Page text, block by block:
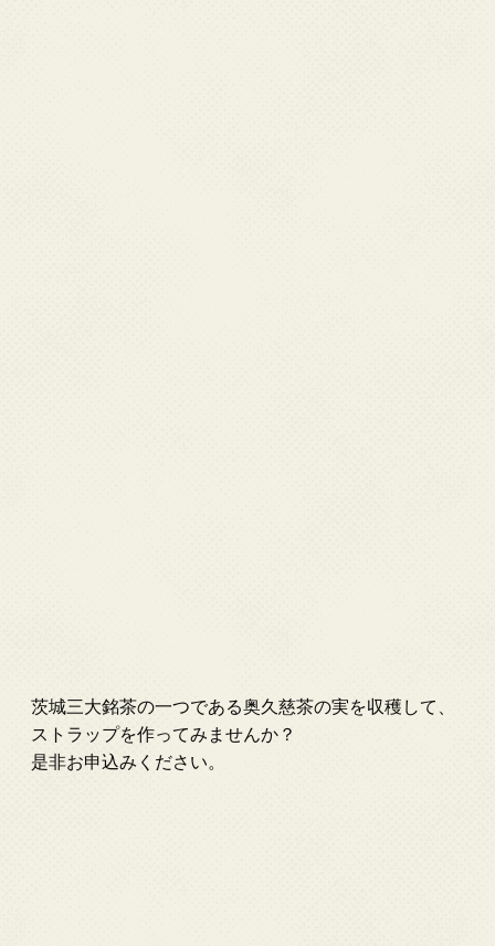
茨城三大銘茶の一つである奥久慈茶の実を収穫して、
ストラップを作ってみませんか？
是非お申込みください。